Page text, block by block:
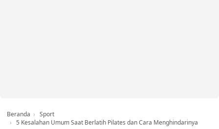
Beranda
Sport
5 Kesalahan Umum Saat Berlatih Pilates dan Cara Menghindarinya